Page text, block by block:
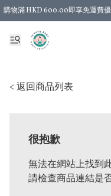
購物滿 HKD 600.00即享免運費
< 返回商品列表
很抱歉
無法在網站上找到
請檢查商品連結是